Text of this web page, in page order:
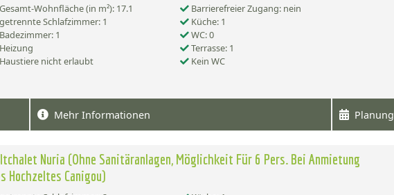
Gesamt-Wohnfläche (in m²): 17.1
Barrierefreier Zugang: nein
getrennte Schlafzimmer: 1
Küche: 1
Badezimmer: 1
WC: 0
Heizung
Terrasse: 1
Haustiere nicht erlaubt
Kein WC
Mehr Informationen Planung
Nuria (Ohne Sanitäranlagen, Möglichkeit Für 6 Pers. Bei Anmietung
Hochzeltes Canigou)